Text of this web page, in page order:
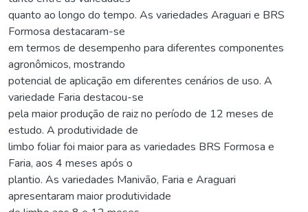
quanto ao longo do tempo. As variedades Araguari e BRS
Formosa destacaram-se
em termos de desempenho para diferentes componentes
agronômicos, mostrando
potencial de aplicação em diferentes cenários de uso. A
variedade Faria destacou-se
pela maior produção de raiz no período de 12 meses de
estudo. A produtividade de
limbo foliar foi maior para as variedades BRS Formosa e
Faria, aos 4 meses após o
plantio. As variedades Manivão, Faria e Araguari
apresentaram maior produtividade